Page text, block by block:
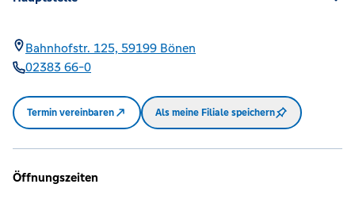
Bahnhofstr. 125, 59199 Bönen
02383 66-0
Termin vereinbaren Als meine Filiale speichern
Öffnungszeiten